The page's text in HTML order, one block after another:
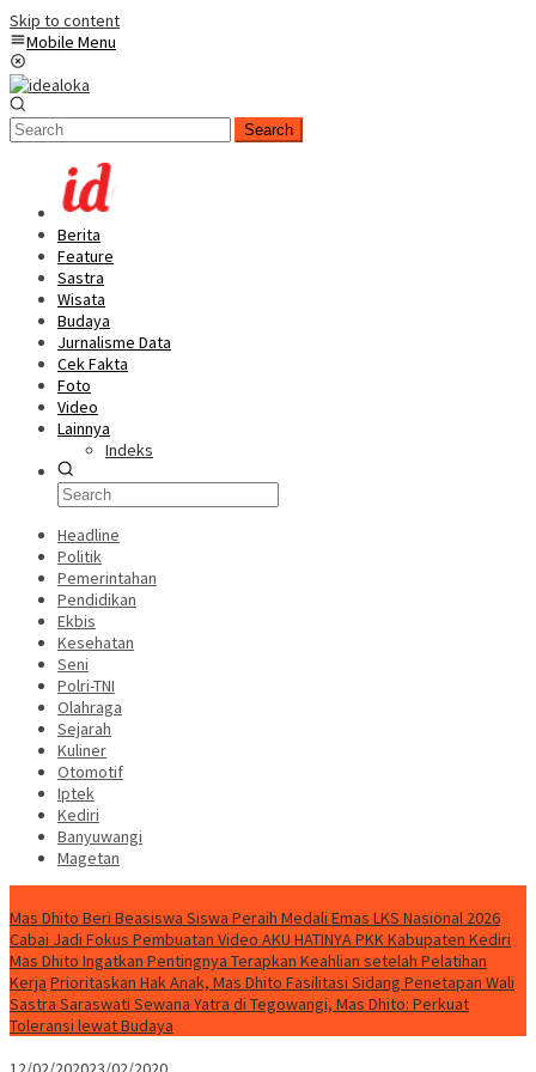
Skip to content
Mobile Menu
Search
Berita
Feature
Sastra
Wisata
Budaya
Jurnalisme Data
Cek Fakta
Foto
Video
Lainnya
Indeks
Headline
Politik
Pemerintahan
Pendidikan
Ekbis
Kesehatan
Seni
Polri-TNI
Olahraga
Sejarah
Kuliner
Otomotif
Iptek
Kediri
Banyuwangi
Magetan
Mas Dhito Beri Beasiswa Siswa Peraih Medali Emas LKS Nasional 2026
Cabai Jadi Fokus Pembuatan Video AKU HATINYA PKK Kabupaten Kediri
Mas Dhito Ingatkan Pentingnya Terapkan Keahlian setelah Pelatihan
Kerja Prioritaskan Hak Anak, Mas Dhito Fasilitasi Sidang Penetapan Wali
Sastra Saraswati Sewana Yatra di Tegowangi, Mas Dhito: Perkuat
Toleransi lewat Budaya